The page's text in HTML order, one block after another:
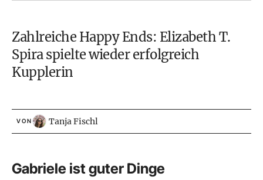
Zahlreiche Happy Ends: Elizabeth T.
Spira spielte wieder erfolgreich
Kupplerin
VON Tanja Fischl
Gabriele ist guter Dinge